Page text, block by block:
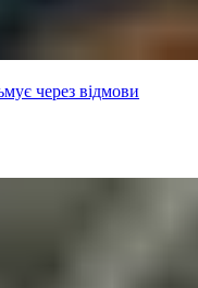
через відмови